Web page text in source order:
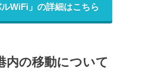
ルWiFi」の詳細はこちら
内の移動について